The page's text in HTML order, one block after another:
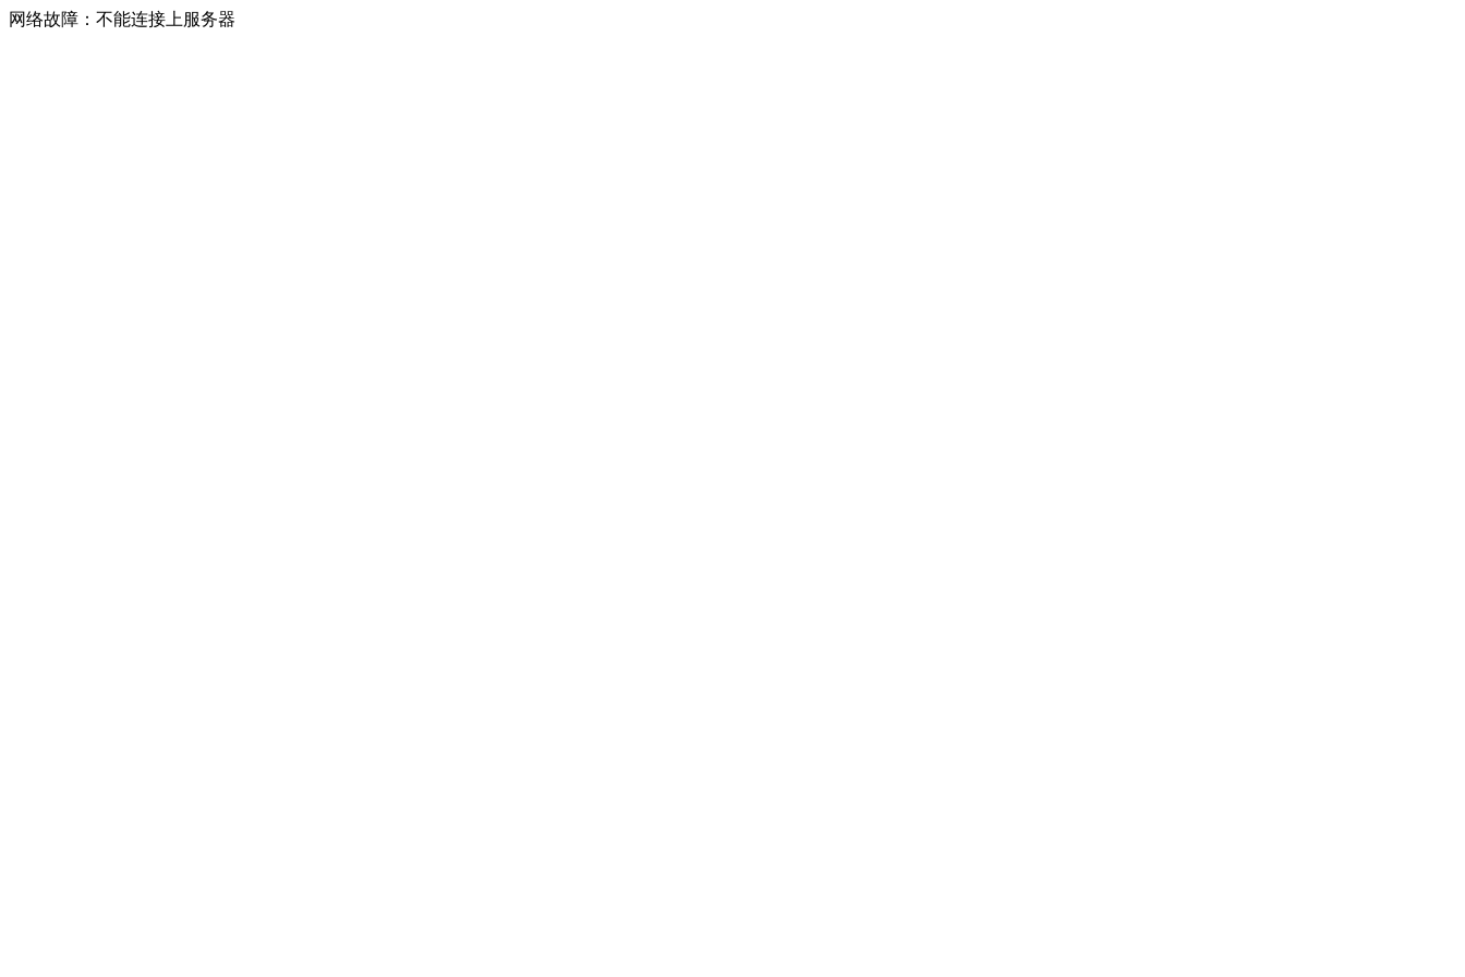
网络故障：不能连接上服务器